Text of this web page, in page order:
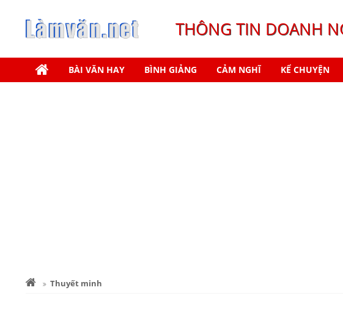
THÔNG TIN DOANH
BÀI VĂN HAY BÌNH GIẢNG CẢM NGHĨ KỂ CHUYỆN
Thuyết minh